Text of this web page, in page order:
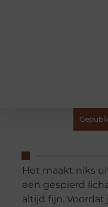
Het maakt niks
een gespierd
altijd fijn. Voordat